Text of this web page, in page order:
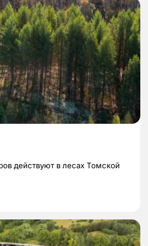
действуют в лесах Томской